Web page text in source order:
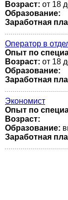
Возраст: от 18
Образование:
Заработная
Оператор в
Опыт по
Возраст: от 18
Образование:
Заработная
Экономист
Опыт по
Возраст:
Образование:
Заработная